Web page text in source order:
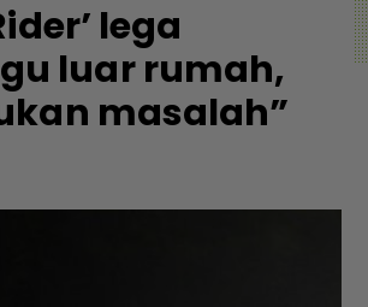
lega
luar rumah,
masalah”